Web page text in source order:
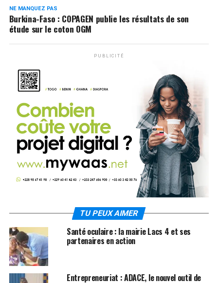
NE MANQUEZ PAS
Burkina-Faso : COPAGEN publie les résultats de son
étude sur le coton OGM
PUBLICITÉ
TU PEUX AIMER
Santé oculaire : la mairie Lacs 4 et ses
partenaires en action
Entrepreneuriat : ADACE, le nouvel outil de